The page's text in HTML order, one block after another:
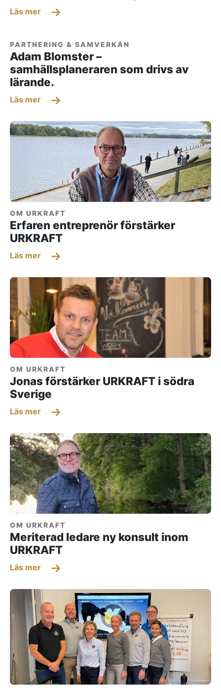
Läs mer
PARTNERING & SAMVERKAN
Adam Blomster –
samhällsplaneraren som drivs av
lärande.
Läs mer
OM URKRAFT
Erfaren entreprenör förstärker
URKRAFT
Läs mer
OM URKRAFT
Jonas förstärker URKRAFT i södra
Sverige
Läs mer
OM URKRAFT
Meriterad ledare ny konsult inom
URKRAFT
Läs mer